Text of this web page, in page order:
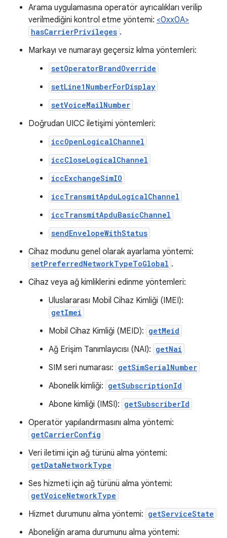
Arama uygulamasına operatör ayrıcalıkları verilip
verilmediğini kontrol etme yöntemi: <0xx0A>
hasCarrierPrivileges .
Markayı ve numarayı geçersiz kılma yöntemleri:
setOperatorBrandOverride
setLine1NumberForDisplay
setVoiceMailNumber
Doğrudan UICC iletişimi yöntemleri:
iccOpenLogicalChannel
iccCloseLogicalChannel
iccExchangeSimIO
iccTransmitApduLogicalChannel
iccTransmitApduBasicChannel
sendEnvelopeWithStatus
Cihaz modunu genel olarak ayarlama yöntemi:
setPreferredNetworkTypeToGlobal .
Cihaz veya ağ kimliklerini edinme yöntemleri:
Uluslararası Mobil Cihaz Kimliği (IMEI):
getImei
Mobil Cihaz Kimliği (MEID): getMeid
Ağ Erişim Tanımlayıcısı (NAI): getNai
SIM seri numarası: getSimSerialNumber
Abonelik kimliği: getSubscriptionId
Abone kimliği (IMSI): getSubscriberId
Operatör yapılandırmasını alma yöntemi:
getCarrierConfig
Veri iletimi için ağ türünü alma yöntemi:
getDataNetworkType
Ses hizmeti için ağ türünü alma yöntemi:
getVoiceNetworkType
Hizmet durumunu alma yöntemi: getServiceState
Aboneliğin arama durumunu alma yöntemi: